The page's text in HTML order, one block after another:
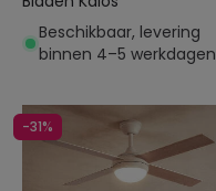
Beschikbaar, levering
binnen 4–5 werkdagen
-31%